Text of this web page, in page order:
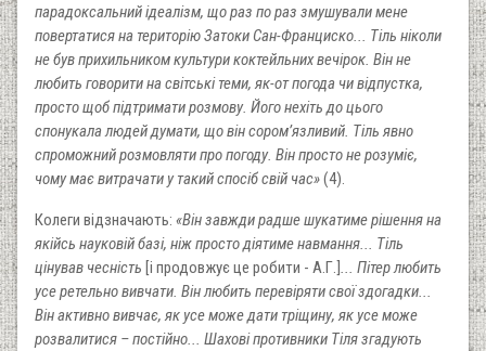
парадоксальний ідеалізм, що раз по раз змушували мене
повертатися на територію Затоки Сан-Франциско... Тіль ніколи
не був прихильником культури коктейльних вечірок. Він не
любить говорити на світські теми, як-от погода чи відпустка,
просто щоб підтримати розмову. Його нехіть до цього
спонукала людей думати, що він сором’язливий. Тіль явно
спроможний розмовляти про погоду. Він просто не розуміє,
чому має витрачати у такий спосіб свій час»(4).
Колеги відзначають: «Він завжди радше шукатиме рішення на
якійсь науковій базі, ніж просто діятиме навмання... Тіль
цінував чесність [і продовжує це робити - А.Г.]... Пітер любить
усе ретельно вивчати. Він любить перевіряти свої здогадки...
Він активно вивчає, як усе може дати тріщину, як усе може
розвалитися – постійно... Шахові противники Тіля згадують